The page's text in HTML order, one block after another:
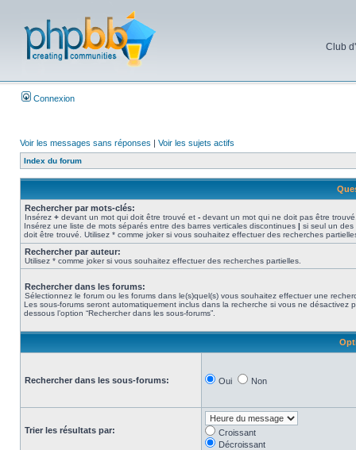
Club
Connexion
Voir les messages sans réponses | Voir les sujets actifs
Index du forum
Rechercher par mots-clés:
Insérez + devant un mot qui doit être trouvé et - devant un mot qui ne doit pas être
Insérez une liste de mots séparés entre des barres verticales discontinues | si seul un des
doit être trouvé. Utilisez * comme joker si vous souhaitez effectuer des recherches
Rechercher par auteur:
Utilisez * comme joker si vous souhaitez effectuer des recherches partielles.
Rechercher dans les forums:
Sélectionnez le forum ou les forums dans le(s)quel(s) vous souhaitez effectuer une
Les sous-forums seront automatiquement inclus dans la recherche si vous ne désactivez
dessous l’option “Rechercher dans les sous-forums”.
Rechercher dans les sous-forums: Oui Non
Trier les résultats par:
Croissant
Décroissant